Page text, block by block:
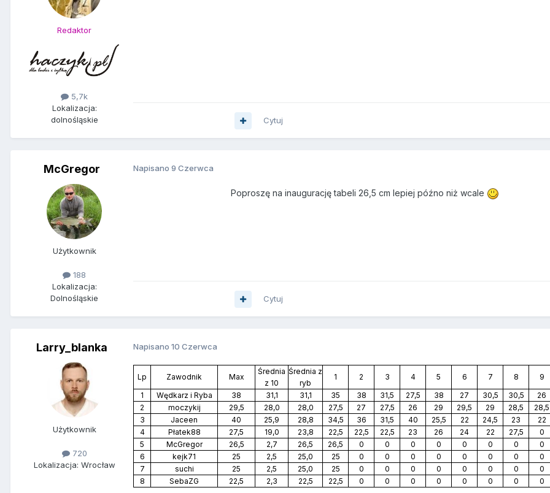
Redaktor
5,7k
Lokalizacja:
dolnośląskie
Cytuj
McGregor
Użytkownik
188
Lokalizacja:
Dolnośląskie
Napisano 9 Czerwca
Poproszę na inaugurację tabeli 26,5 cm lepiej późno niż wcale
Cytuj
Larry_blanka
Użytkownik
720
Lokalizacja: Wrocław
Napisano 10 Czerwca
Lp Zawodnik Max
Średnia
z 10
Średnia z
ryb
1 2 3 4 5 6 7 8 9
1
Wędkarz i Ryba 38 31,1 31,1 35 38 31,5 27,5 38 27 30,5 30,5 26
2
moczykij 29,5 28,0 28,0 27,5 27 27,5 26 29 29,5 29 28,5 28,5
3
Jaceen 40 25,9 28,8 34,5 36 31,5 40 25,5 22 24,5 23 22
4
Płatek88 27,5 19,0 23,8 22,5 22,5 22,5 23 26 24 22 27,5 0
5
McGregor 26,5 2,7 26,5 26,5 0 0 0 0 0 0 0 0
6
kejk71 25 2,5 25,0 25 0 0 0 0 0 0 0 0
7
suchi 25 2,5 25,0 25 0 0 0 0 0 0 0 0
8
SebaZG 22,5 2,3 22,5 22,5 0 0 0 0 0 0 0 0